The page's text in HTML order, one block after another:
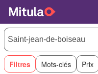
Filtres Mots-clés Prix